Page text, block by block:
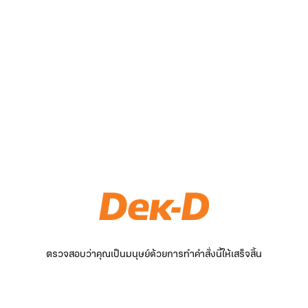
ตรวจสอบว่าคุณเป็นมนุษย์ด้วยการทำคำสั่งนี้ให้เสร็จสิ้น